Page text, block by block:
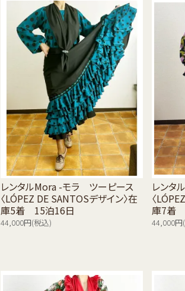
レンタルMora -モラ ツーピース
〈LÓPEZ DE SANTOSデザイン〉在
庫5着 15泊16日
44,000円(税込)
レンタ
〈
庫7着
44,000円